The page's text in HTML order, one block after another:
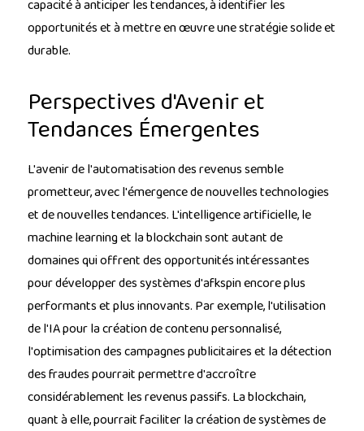
capacité à anticiper les tendances, à identifier les
opportunités et à mettre en œuvre une stratégie solide et
durable.
Perspectives d'Avenir et
Tendances Émergentes
L'avenir de l'automatisation des revenus semble
prometteur, avec l'émergence de nouvelles technologies
et de nouvelles tendances. L'intelligence artificielle, le
machine learning et la blockchain sont autant de
domaines qui offrent des opportunités intéressantes
pour développer des systèmes d'afkspin encore plus
performants et plus innovants. Par exemple, l'utilisation
de l'IA pour la création de contenu personnalisé,
l'optimisation des campagnes publicitaires et la détection
des fraudes pourrait permettre d'accroître
considérablement les revenus passifs. La blockchain,
quant à elle, pourrait faciliter la création de systèmes de